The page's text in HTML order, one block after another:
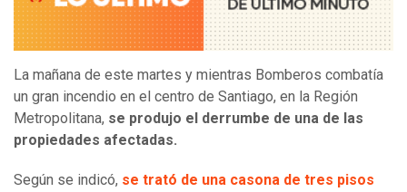
La mañana de este martes y mientras Bomberos combatía
un gran incendio en el centro de Santiago, en la Región
Metropolitana, se produjo el derrumbe de una de las
propiedades afectadas.
Según se indicó, se trató de una casona de tres pisos